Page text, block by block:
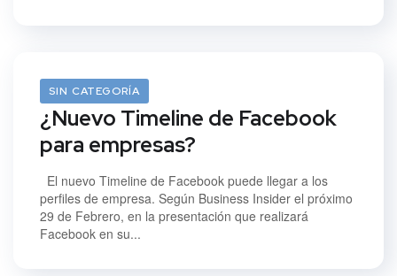
SIN CATEGORÍA
30/01/2012
¿Nuevo Timeline de Facebook
para empresas?
El nuevo Timeline de Facebook puede llegar a los
perfiles de empresa. Según Business Insider el próximo
29 de Febrero, en la presentación que realizará
Facebook en su...